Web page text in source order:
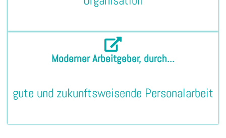
Moderner Arbeitgeber, durch...
gute und zukunftsweisende Personalarbeit